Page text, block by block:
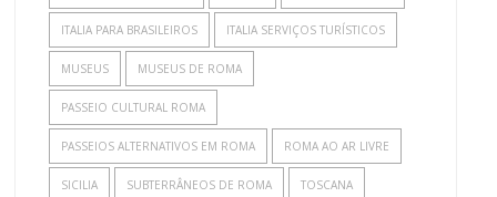
ITALIA PARA BRASILEIROS ITALIA SERVIÇOS TURÍSTICOS
MUSEUS MUSEUS DE ROMA
PASSEIO CULTURAL ROMA
PASSEIOS ALTERNATIVOS EM ROMA ROMA AO AR LIVRE
SICILIA SUBTERRÂNEOS DE ROMA TOSCANA